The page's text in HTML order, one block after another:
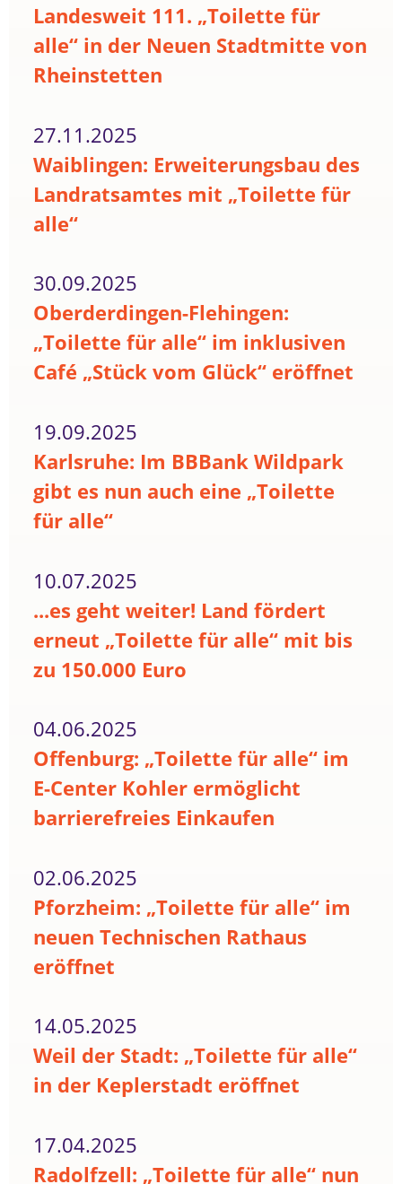
Landesweit 111. „Toilette für
alle“ in der Neuen Stadtmitte von
Rheinstetten
27.11.2025
Waiblingen: Erweiterungsbau des
Landratsamtes mit „Toilette für
alle“
30.09.2025
Oberderdingen-Flehingen:
„Toilette für alle“ im inklusiven
Café „Stück vom Glück“ eröffnet
19.09.2025
Karlsruhe: Im BBBank Wildpark
gibt es nun auch eine „Toilette
für alle“
10.07.2025
...es geht weiter! Land fördert
erneut „Toilette für alle“ mit bis
zu 150.000 Euro
04.06.2025
Offenburg: „Toilette für alle“ im
E-Center Kohler ermöglicht
barrierefreies Einkaufen
02.06.2025
Pforzheim: „Toilette für alle“ im
neuen Technischen Rathaus
eröffnet
14.05.2025
Weil der Stadt: „Toilette für alle“
in der Keplerstadt eröffnet
17.04.2025
Radolfzell: „Toilette für alle“ nun